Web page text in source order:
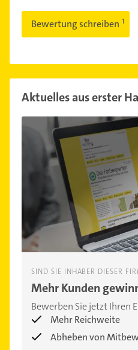
Bewertung schreiben
Aktuelles aus erster
SIND SIE INHABER DIESER
Mehr Kunden
Bewerben Sie jetzt Ihren
Mehr Reichweite
Abheben von